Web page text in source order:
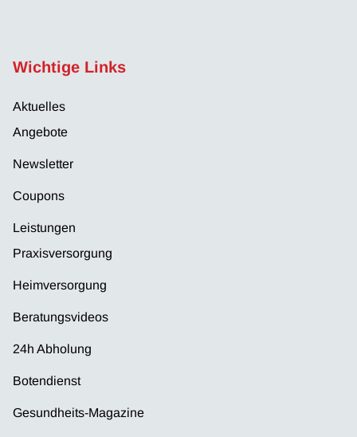
Wichtige Links
Aktuelles
Angebote
Newsletter
Coupons
Leistungen
Praxisversorgung
Heimversorgung
Beratungsvideos
24h Abholung
Botendienst
Gesundheits-Magazine